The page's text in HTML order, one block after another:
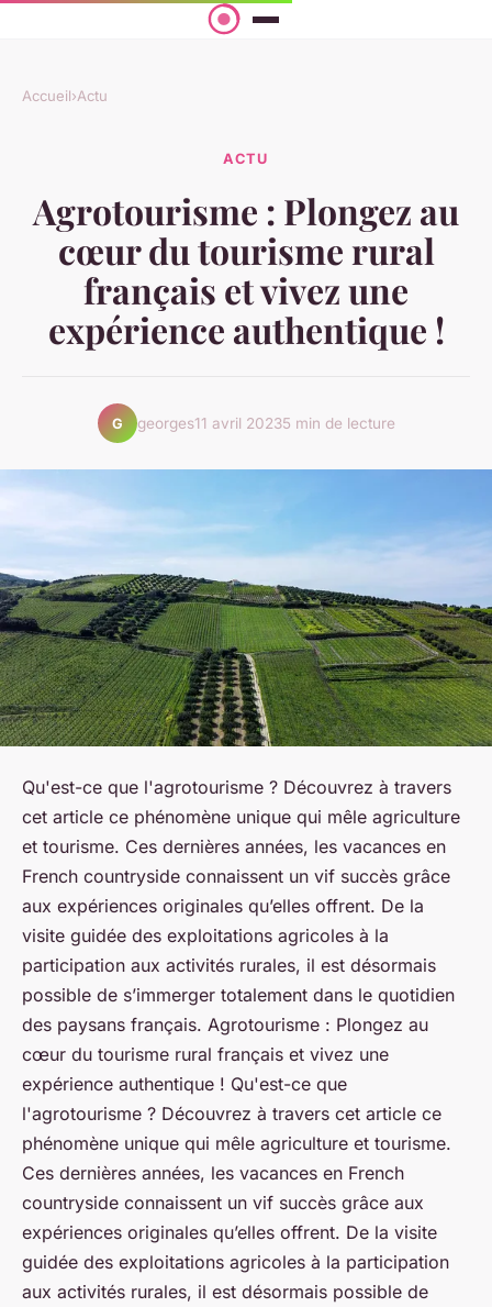
Accueil›Actu
ACTU
Agrotourisme : Plongez au
cœur du tourisme rural
français et vivez une
expérience authentique !
G georges11 avril 20235 min de lecture
Qu'est-ce que l'agrotourisme ? Découvrez à travers
cet article ce phénomène unique qui mêle agriculture
et tourisme. Ces dernières années, les vacances en
French countryside connaissent un vif succès grâce
aux expériences originales qu’elles offrent. De la
visite guidée des exploitations agricoles à la
participation aux activités rurales, il est désormais
possible de s’immerger totalement dans le quotidien
des paysans français. Agrotourisme : Plongez au
cœur du tourisme rural français et vivez une
expérience authentique ! Qu'est-ce que
l'agrotourisme ? Découvrez à travers cet article ce
phénomène unique qui mêle agriculture et tourisme.
Ces dernières années, les vacances en French
countryside connaissent un vif succès grâce aux
expériences originales qu’elles offrent. De la visite
guidée des exploitations agricoles à la participation
aux activités rurales, il est désormais possible de